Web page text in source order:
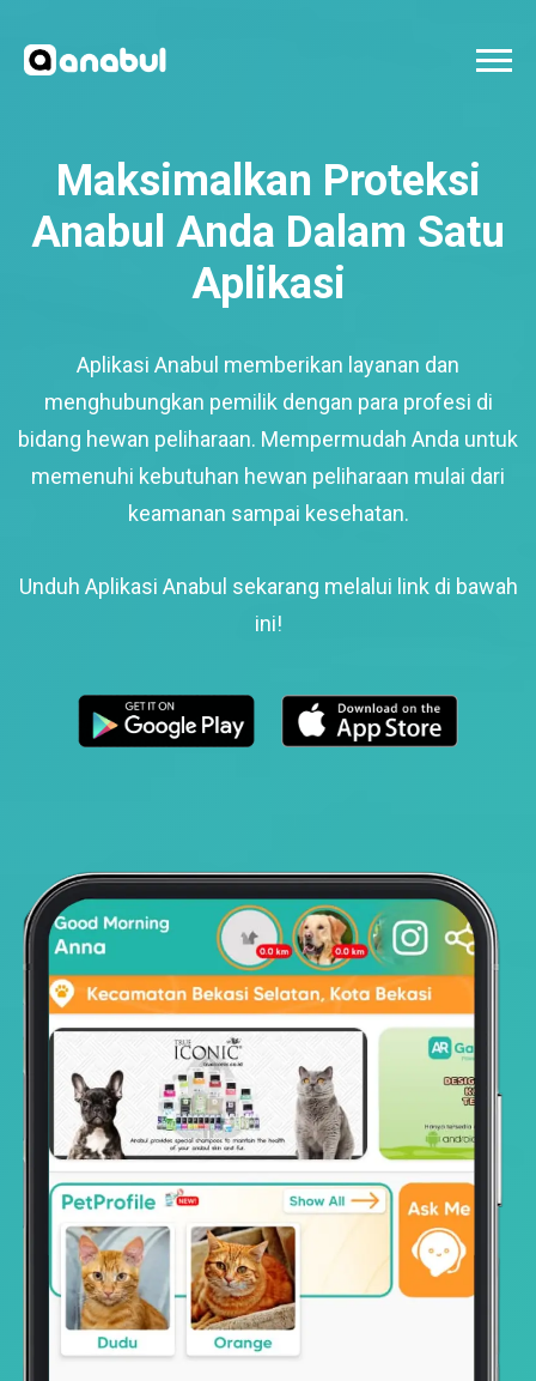
Maksimalkan Proteksi
Anabul Anda Dalam Satu
Aplikasi
Aplikasi Anabul memberikan layanan dan
menghubungkan pemilik dengan para profesi di
bidang hewan peliharaan. Mempermudah Anda untuk
memenuhi kebutuhan hewan peliharaan mulai dari
keamanan sampai kesehatan.
Unduh Aplikasi Anabul sekarang melalui link di bawah
ini!